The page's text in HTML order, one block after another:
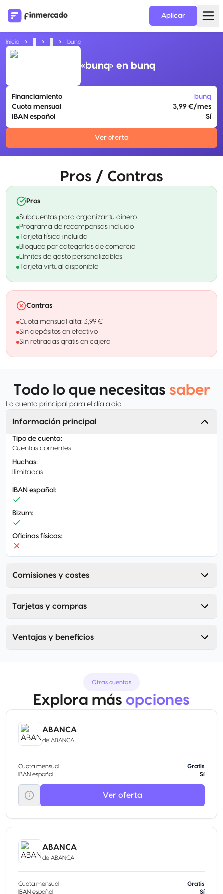
Aplicar
Inicio bunq
«bunq» en bunq
Financiamiento
bunq
Cuota mensual
3,99 €/mes
IBAN español
Sí
Ver oferta
Pros / Contras
Pros
Subcuentas para organizar tu dinero
Programa de recompensas incluido
Tarjeta física incluida
Bloqueo por categorías de comercio
Límites de gasto personalizables
Tarjeta virtual disponible
Contras
Cuota mensual alta: 3,99 €
Sin depósitos en efectivo
Sin retiradas gratis en cajero
Todo lo que necesitas saber
La cuenta principal para el día a día
Información principal
Tipo de cuenta:
Cuentas corrientes
Huchas:
Ilimitadas
IBAN español :
Bizum:
Oficinas físicas:
Comisiones y costes
Tarjetas y compras
Ventajas y beneficios
Otras cuentas
Explora más opciones
ABANCA
de ABANCA
Cuota mensual
Gratis
IBAN español
Sí
Ver oferta
ABANCA
de ABANCA
Cuota mensual
Gratis
IBAN español
Sí